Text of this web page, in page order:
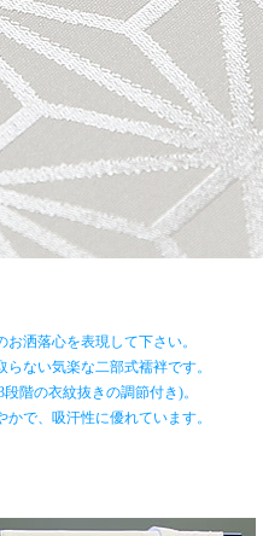
洒落心を表現して下さい。
ない気楽な二部式襦袢です。
階の衣紋抜きの調節付き)。
で、吸汗性に優れています。